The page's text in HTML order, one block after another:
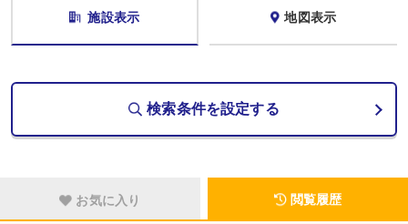
施設表示 地図表示
検索条件を設定する
お気に入り 閲覧履歴